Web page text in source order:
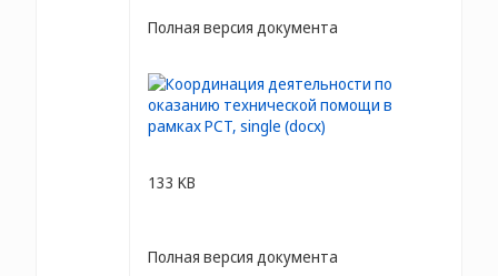
Полная версия документа
133 KB
Полная версия документа